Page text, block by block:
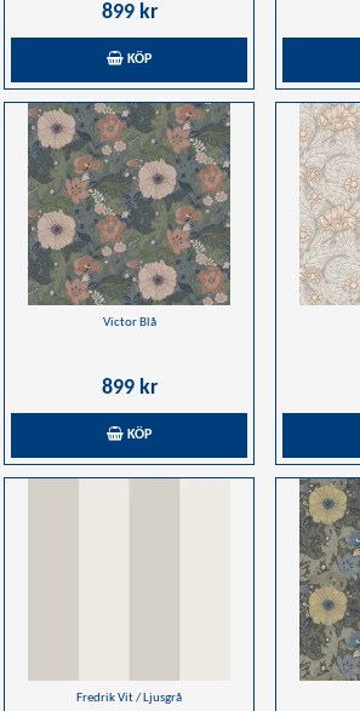
899 kr
KÖP
Victor Blå
899 kr
KÖP
Fredrik Vit / Ljusgrå